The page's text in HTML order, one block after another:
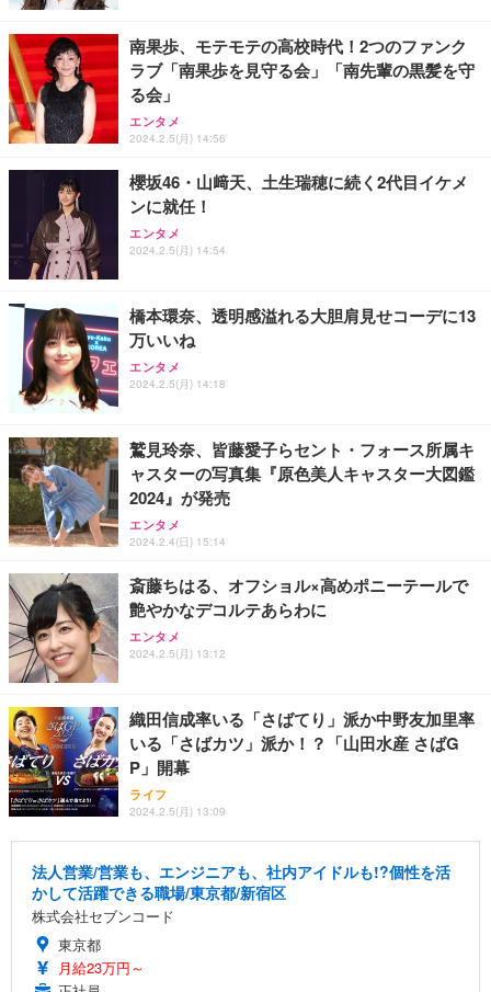
南果歩、モテモテの高校時代！2つのファンク
ラブ「南果歩を見守る会」「南先輩の黒髪を守
る会」
エンタメ
2024.2.5(月) 14:56
櫻坂46・山﨑天、土生瑞穂に続く2代目イケメ
ンに就任！
エンタメ
2024.2.5(月) 14:54
橋本環奈、透明感溢れる大胆肩見せコーデに13
万いいね
エンタメ
2024.2.5(月) 14:18
鷲見玲奈、皆藤愛子らセント・フォース所属キ
ャスターの写真集『原色美人キャスター大図鑑
2024』が発売
エンタメ
2024.2.4(日) 15:14
斎藤ちはる、オフショル×高めポニーテールで
艶やかなデコルテあらわに
エンタメ
2024.2.5(月) 13:12
織田信成率いる「さばてり」派か中野友加里率
いる「さばカツ」派か！？「山田水産 さばG
P」開幕
ライフ
2024.2.5(月) 13:09
法人営業/営業も、エンジニアも、社内アイドルも!?個性を活
かして活躍できる職場/東京都/新宿区
株式会社セブンコード
東京都
月給23万円～